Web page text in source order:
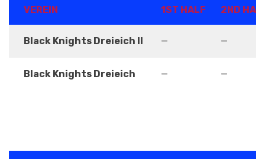
VEREIN 1ST HALF 2ND
Black Knights Dreieich II — —
Black Knights Dreieich — —